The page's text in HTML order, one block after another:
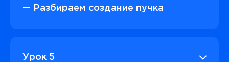
— Разбираем создание пучка
Урок 5